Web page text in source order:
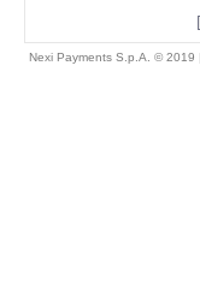
Nexi Payments S.p.A. © 2019